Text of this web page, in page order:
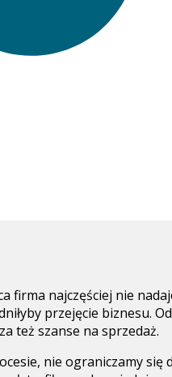
firma najczęściej nie
przejęcie biznesu.
też szanse na sprzedaż.
nie ograniczamy się